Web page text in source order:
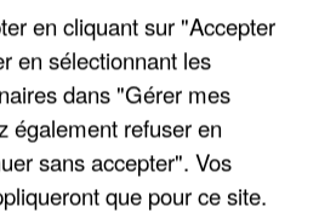
en cliquant sur "Accepter
en sélectionnant les
dans "Gérer mes
également refuser en
sans accepter". Vos
que pour ce site.